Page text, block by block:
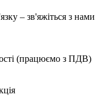
– зв'яжіться з нами
(працюємо з ПДВ)